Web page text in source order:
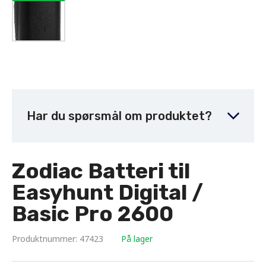
Har du spørsmål om produktet?
Zodiac Batteri til
Easyhunt Digital /
Basic Pro 2600
Produktnummer: 47423 På lager